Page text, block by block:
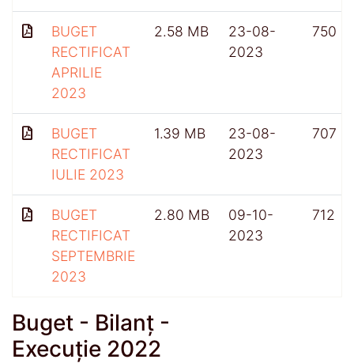
BUGET
RECTIFICAT
APRILIE
2023
2.58 MB
23-08-
2023
750
BUGET
RECTIFICAT
IULIE 2023
1.39 MB
23-08-
2023
707
BUGET
RECTIFICAT
SEPTEMBRIE
2023
2.80 MB
09-10-
2023
712
Buget - Bilanț -
Execuție 2022